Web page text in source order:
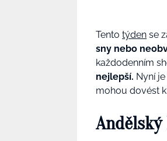
Tento týden se
sny nebo
každodenním
nejlepší. Nyní
mohou dovést